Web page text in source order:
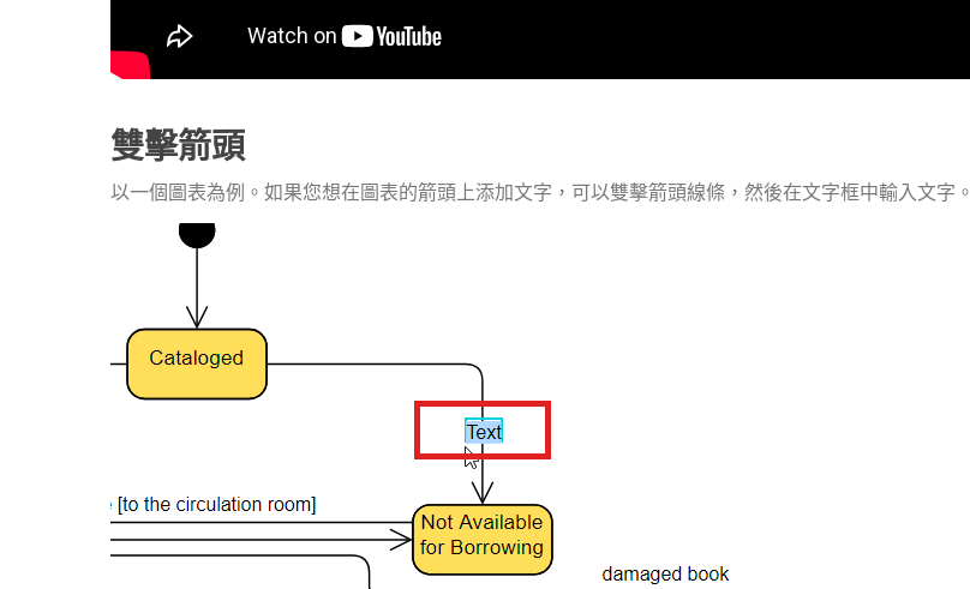
雙擊箭頭
以一個圖表為例。如果您想在圖表的箭頭上添加文字，可以雙擊箭頭線條，然後在文字框中輸入文字。